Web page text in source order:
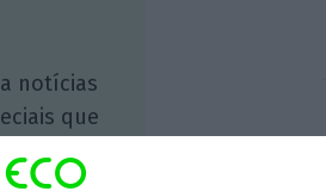
notícias
que